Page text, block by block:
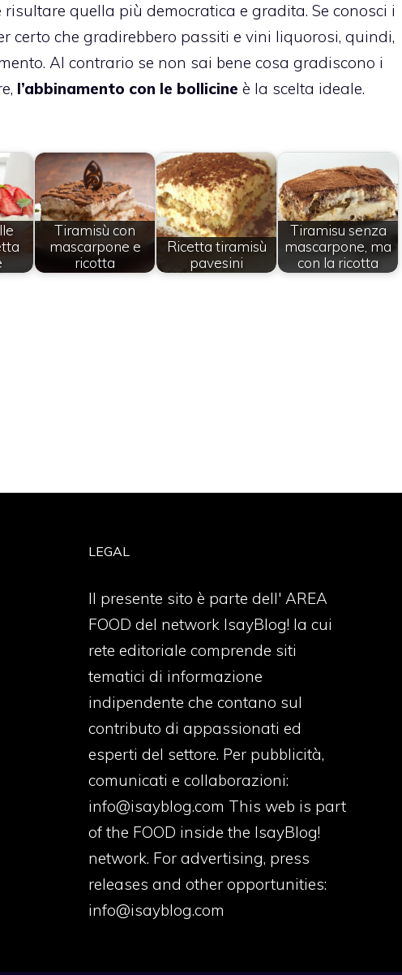
quella più democratica e gradita. Se conosci i
certo che gradirebbero passiti e vini liquorosi, quindi,
Al contrario se non sai bene cosa gradiscono i
l’abbinamento con le bollicine è la scelta ideale.
Tiramisù con
mascarpone e
ricotta
Ricetta tiramisù
pavesini
Tiramisu senza
mascarpone, ma
con la ricotta
LEGAL
Il presente sito è parte dell' AREA
FOOD del network IsayBlog! la cui
rete editoriale comprende siti
tematici di informazione
indipendente che contano sul
contributo di appassionati ed
esperti del settore. Per pubblicità,
comunicati e collaborazioni:
info@isayblog.com This web is part
of the FOOD inside the IsayBlog!
network. For advertising, press
releases and other opportunities:
info@isayblog.com